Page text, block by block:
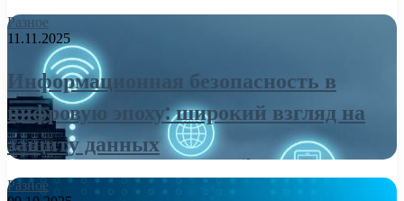
Разное
11.11.2025
Информационная безопасность в
цифровую эпоху: широкий взгляд на
защиту данных
Разное